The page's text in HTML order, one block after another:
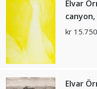
Elvar
kr
Elvar